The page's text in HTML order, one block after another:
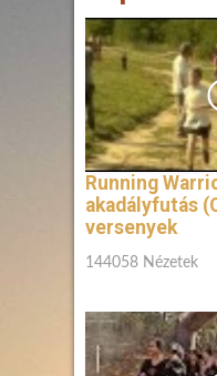
Running
akadályfutás
versenyek
144058 Nézetek